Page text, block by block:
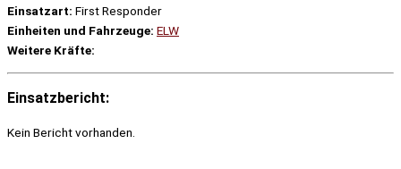
Einsatzart: First Responder
Einheiten und Fahrzeuge: ELW
Weitere Kräfte:
Einsatzbericht:
Kein Bericht vorhanden.